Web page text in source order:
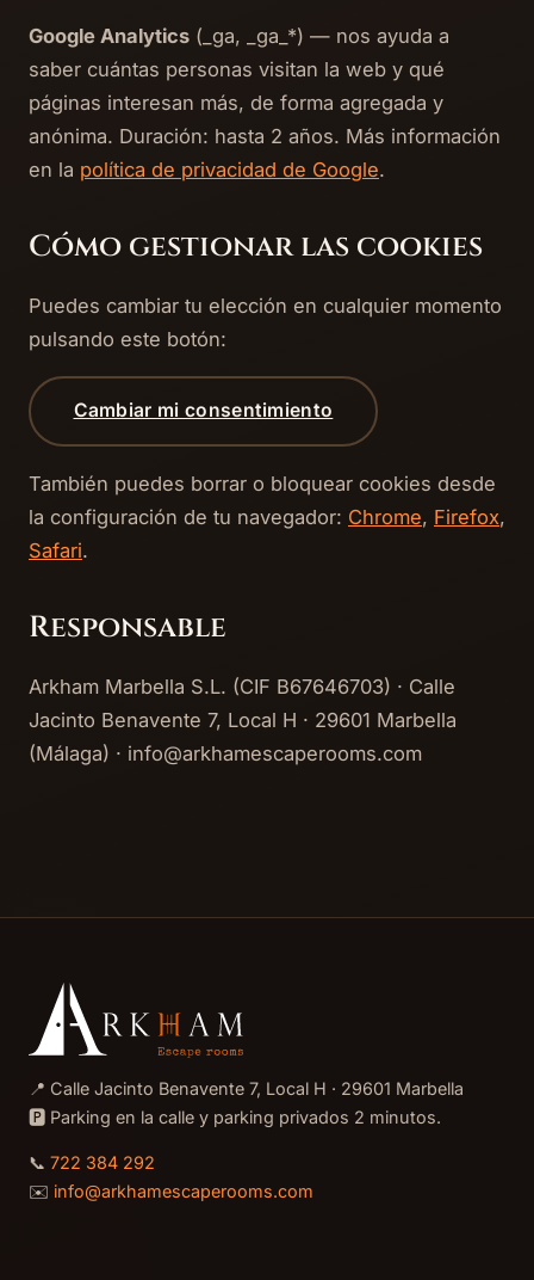
Google Analytics (_ga, _ga_*) — nos ayuda a
saber cuántas personas visitan la web y qué
páginas interesan más, de forma agregada y
anónima. Duración: hasta 2 años. Más información
en la política de privacidad de Google.
Cómo gestionar las cookies
Puedes cambiar tu elección en cualquier momento
pulsando este botón:
Cambiar mi consentimiento
También puedes borrar o bloquear cookies desde
la configuración de tu navegador: Chrome, Firefox,
Safari.
Responsable
Arkham Marbella S.L. (CIF B67646703) · Calle
Jacinto Benavente 7, Local H · 29601 Marbella
(Málaga) · info@arkhamescaperooms.com
📍 Calle Jacinto Benavente 7, Local H · 29601 Marbella
🅿️ Parking en la calle y parking privados 2 minutos.
📞 722 384 292
✉️ info@arkhamescaperooms.com